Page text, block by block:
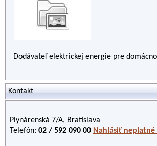
Dodávateľ elektrickej energie pre
Kontakt
Plynárenská 7/A, Bratislava
Telefón: 02 / 592 090 00 Nahlásiť neplatné